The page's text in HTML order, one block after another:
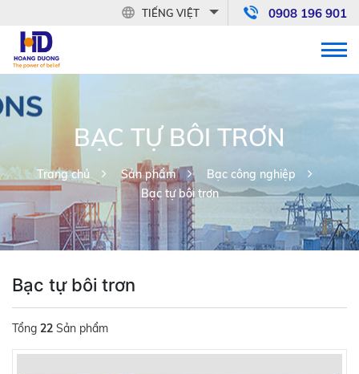
0908 196 901
TIẾNG VIỆT
BẠC TỰ BÔI TRƠN
Trang chủ Sản phẩm
Bạc công nghiệp
Bạc tự bôi trơn
Bạc tự bôi trơn
Tổng 22 Sản phẩm